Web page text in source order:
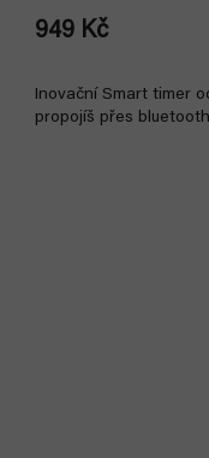
949 Kč
Inovační Smart timer
propojíš přes